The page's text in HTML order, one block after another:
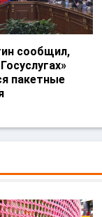
сообщил,
пакетные